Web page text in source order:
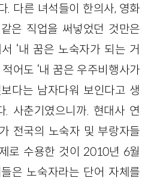
. 다른 녀석들이 한의사, 영화
은 직업을 써넣었던 것만은
‘내 꿈은 노숙자가 되는 거
어도 ‘내 꿈은 우주비행사가
다는 남자다워 보인다고 생
. 사춘기였으니까. 현대사 연
전국의 노숙자 및 부랑자들
로 수용한 것이 2010년 6월
은 노숙자라는 단어 자체를